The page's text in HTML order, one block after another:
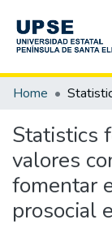
Communities &
Home
Statistics
valores
fomentar
prosocial